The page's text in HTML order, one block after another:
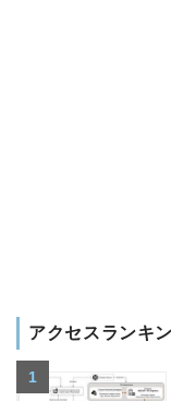
アクセスランキ